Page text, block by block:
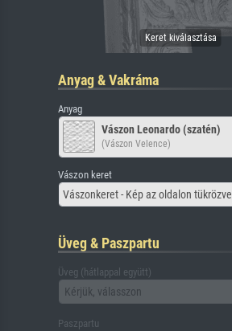
Anyag & Vakráma
Anyag
Vászon Leonardo (szatén)
(Vászon Velence)
Vászon keret
Vászonkeret - Kép az oldalon tükrözve
Üveg & Paszpartu
Üveg (hátlappal együtt)
Kérjük, válasszon
Paszpartu